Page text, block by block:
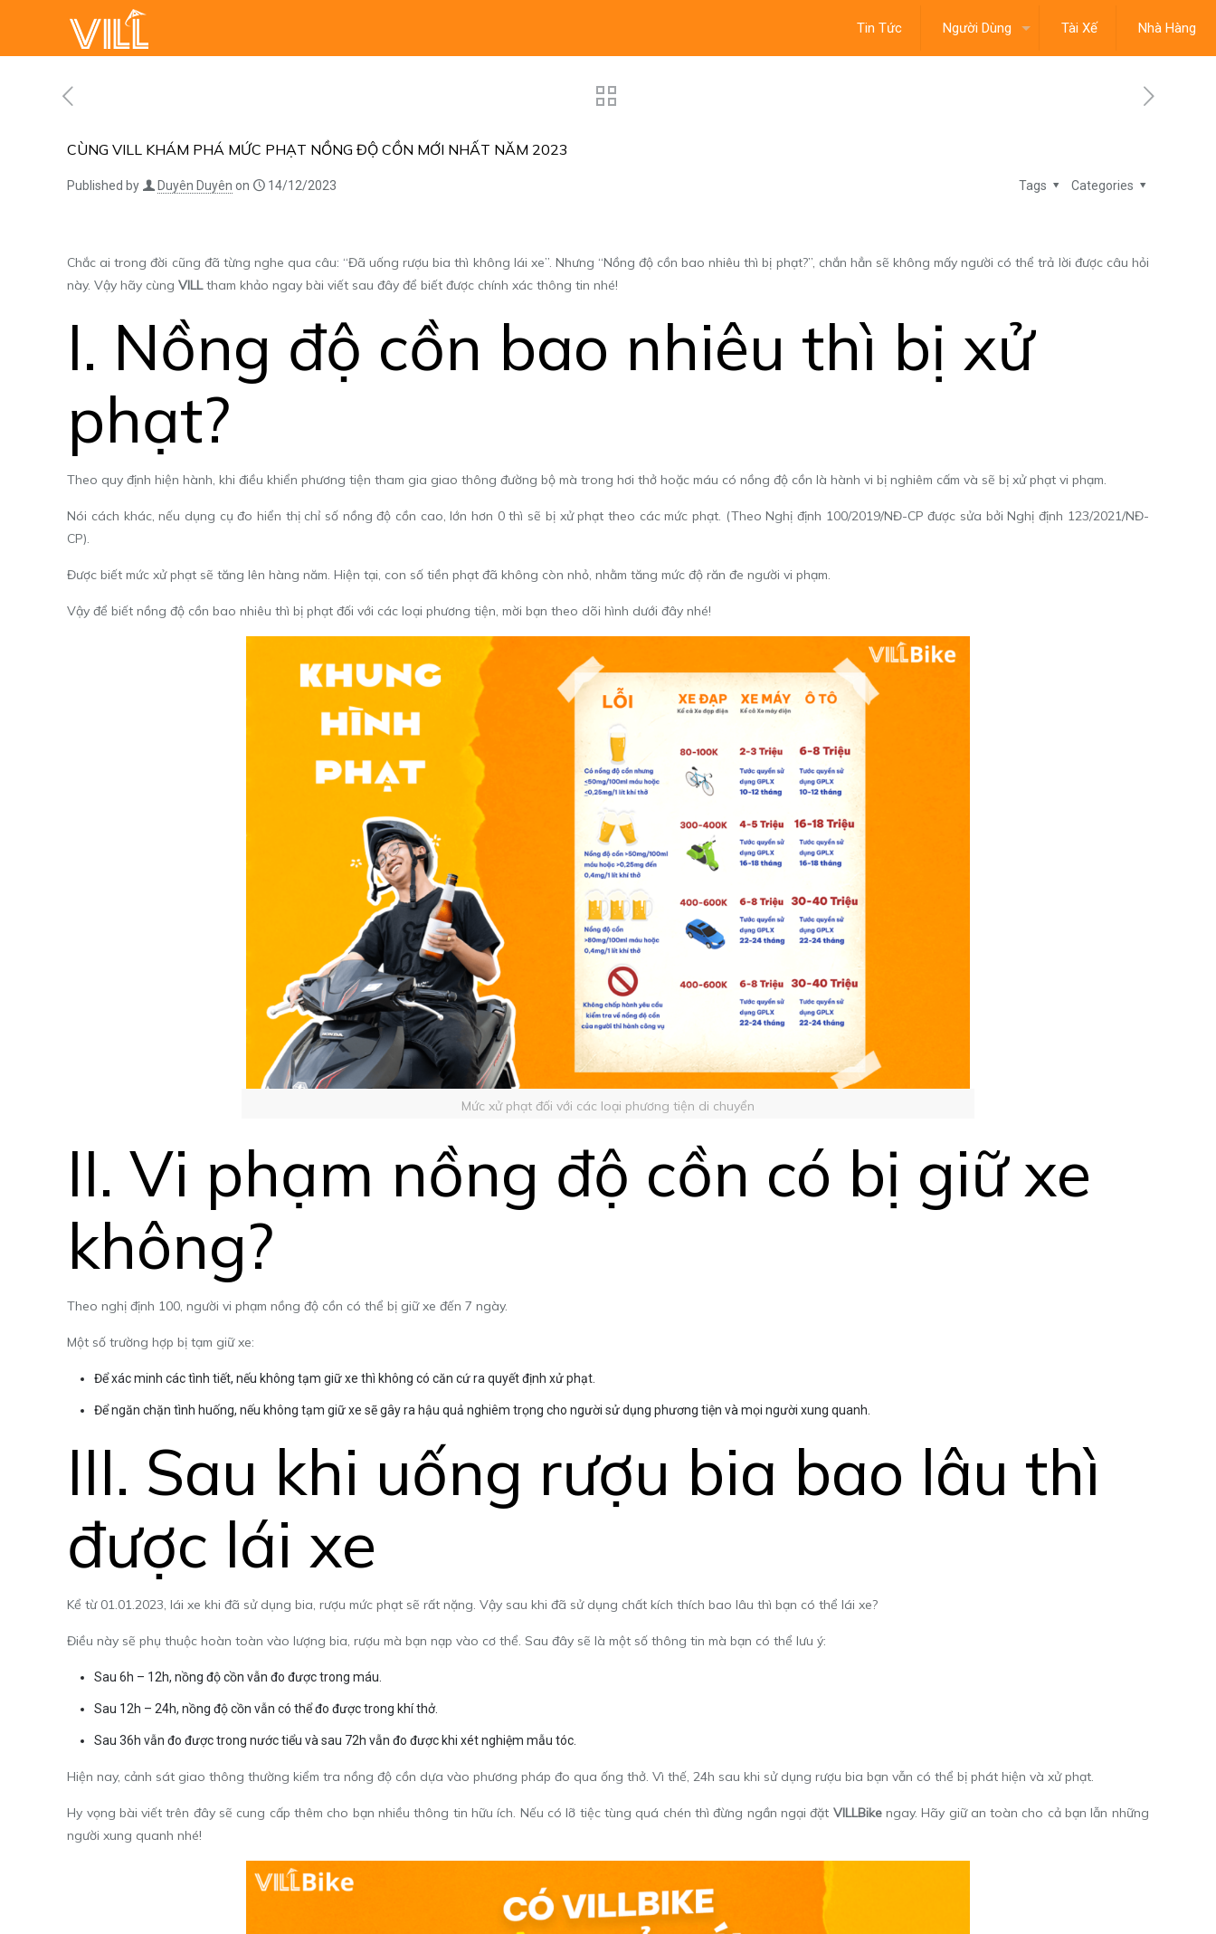
Tin Tức Người Dùng Tài Xế Nhà Hàng
CÙNG VILL KHÁM PHÁ MỨC PHẠT NỒNG ĐỘ CỒN MỚI NHẤT NĂM 2023
Published by Duyên Duyên on 14/12/2023 Categories
Tags
Chắc ai trong đời cũng đã từng nghe qua câu: “Đã uống rượu bia thì không lái xe”. Nhưng “Nồng độ cồn bao nhiêu thì bị phạt?”, chắn hẳn sẽ không mấy người có thể trả lời được câu hỏi
này. Vậy hãy cùngVILLtham khảo ngay bài viết sau đây để biết được chính xác thông tin nhé!
I. Nồng độ cồn bao nhiêu thì bị xử
phạt?
Theo quy định hiện hành, khi điều khiển phương tiện tham gia giao thông đường bộ mà trong hơi thở hoặc máu có nồng độ cồn là hành vi bị nghiêm cấm và sẽ bị xử phạt vi phạm.
Nói cách khác, nếu dụng cụ đo hiển thị chỉ số nồng độ cồn cao, lớn hơn 0 thì sẽ bị xử phạt theo các mức phạt. (Theo Nghị định 100/2019/NĐ-CP được sửa bởi Nghị định 123/2021/NĐ-
CP).
Được biết mức xử phạt sẽ tăng lên hàng năm. Hiện tại, con số tiền phạt đã không còn nhỏ, nhằm tăng mức độ răn đe người vi phạm.
Vậy để biết nồng độ cồn bao nhiêu thì bị phạt đối với các loại phương tiện, mời bạn theo dõi hình dưới đây nhé!
Mức xử phạt đối với các loại phương tiện di chuyển
II. Vi phạm nồng độ cồn có bị giữ xe
không?
Theo nghị định 100, người vi phạm nồng độ cồn có thể bị giữ xe đến 7 ngày.
Một số trường hợp bị tạm giữ xe:
Để xác minh các tình tiết, nếu không tạm giữ xe thì không có căn cứ ra quyết định xử phạt.
Để ngăn chặn tình huống, nếu không tạm giữ xe sẽ gây ra hậu quả nghiêm trọng cho người sử dụng phương tiện và mọi người xung quanh.
III. Sau khi uống rượu bia bao lâu thì
được lái xe
Kể từ 01.01.2023, lái xe khi đã sử dụng bia, rượu mức phạt sẽ rất nặng. Vậy sau khi đã sử dụng chất kích thích bao lâu thì bạn có thể lái xe?
Điều này sẽ phụ thuộc hoàn toàn vào lượng bia, rượu mà bạn nạp vào cơ thể. Sau đây sẽ là một số thông tin mà bạn có thể lưu ý:
Sau 6h – 12h, nồng độ cồn vẫn đo được trong máu.
Sau 12h – 24h, nồng độ cồn vẫn có thể đo được trong khí thở.
Sau 36h vẫn đo được trong nước tiểu và sau 72h vẫn đo được khi xét nghiệm mẫu tóc.
Hiện nay, cảnh sát giao thông thường kiểm tra nồng độ cồn dựa vào phương pháp đo qua ống thở. Vì thế, 24h sau khi sử dụng rượu bia bạn vẫn có thể bị phát hiện và xử phạt.
Hy vọng bài viết trên đây sẽ cung cấp thêm cho bạn nhiều thông tin hữu ích. Nếu có lỡ tiệc tùng quá chén thì đừng ngần ngại đặt VILLBikengay. Hãy giữ an toàn cho cả bạn lẫn những
người xung quanh nhé!